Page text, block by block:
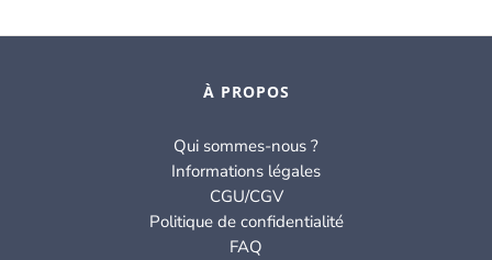
À PROPOS
Qui sommes-nous ?
Informations légales
CGU/CGV
Politique de confidentialité
FAQ